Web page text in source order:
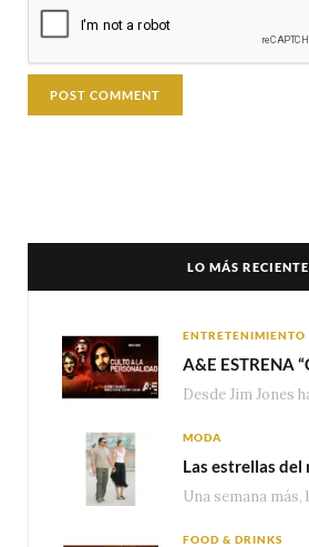
LO MÁS RECIENTE
ENTRETENIMIENTO
MODA
FOOD & DRINKS